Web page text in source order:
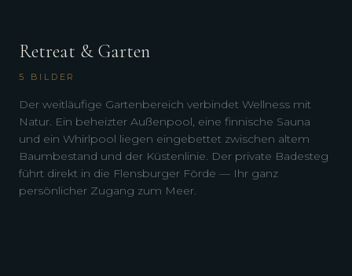
Retreat & Garten
5 BILDER
Der weitläufige Gartenbereich verbindet Wellness mit
Natur. Ein beheizter Außenpool, eine finnische Sauna
und ein Whirlpool liegen eingebettet zwischen altem
Baumbestand und der Küstenlinie. Der private Badesteg
führt direkt in die Flensburger Förde — Ihr ganz
persönlicher Zugang zum Meer.